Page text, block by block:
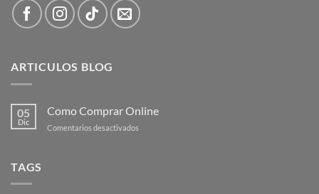
ARTICULOS BLOG
05
Dic
Como Comprar Online
Comentarios desactivados
TAGS